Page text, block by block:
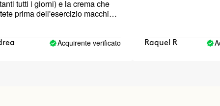
i giorni) e la crema che
dell'esercizio macchia i
Acquirente verificato Raquel R